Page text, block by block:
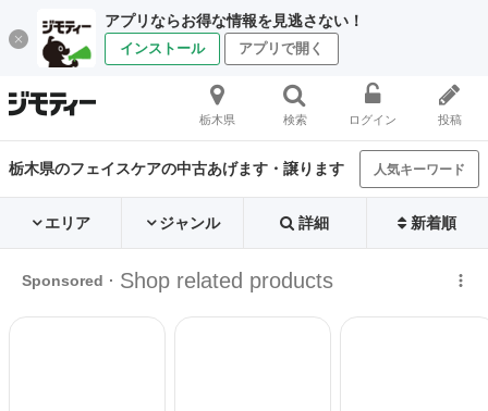
アプリならお得な情報を見逃さない！
インストール アプリで開く
栃木県 検索 ログイン 投稿
栃木県のフェイスケアの中古あげます・譲ります 人気キーワード
エリア ジャンル 詳細 新着順